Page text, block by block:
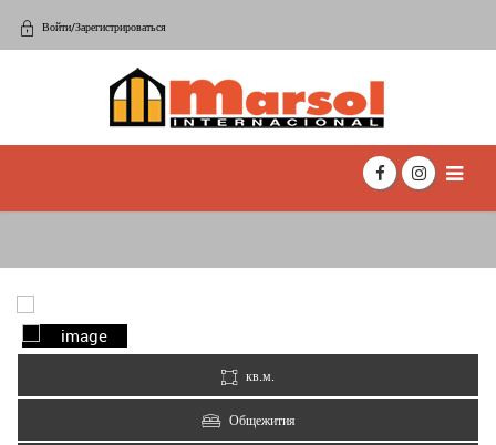
Войти/Зарегистрироваться
кв.м.
Общежития